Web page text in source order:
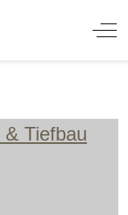
Off-
Tiefbau